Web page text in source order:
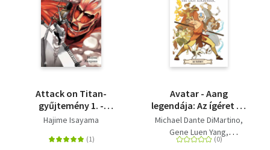
Attack on Titan-
gyűjtemény 1. -
Shingeki no Kyojin
Hajime Isayama
Avatar - Aang
legendája: Az ígéret - A
teljes trilógia
(képregény)
Michael Dante DiMartino
Gene Luen Yang
Bryan Konietzko